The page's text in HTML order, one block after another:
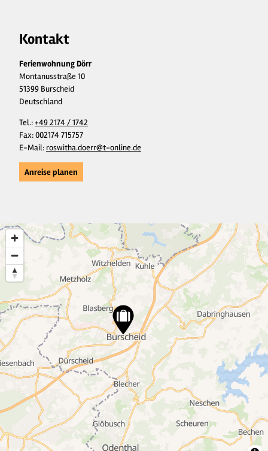
Kontakt
Ferienwohnung Dörr
Montanusstraße 10
51399 Burscheid
Deutschland
Tel.:+49 2174 / 1742
Fax:002174 715757
E-Mail: roswitha.doerr@t-online.de
Anreise planen
25
6
13
2